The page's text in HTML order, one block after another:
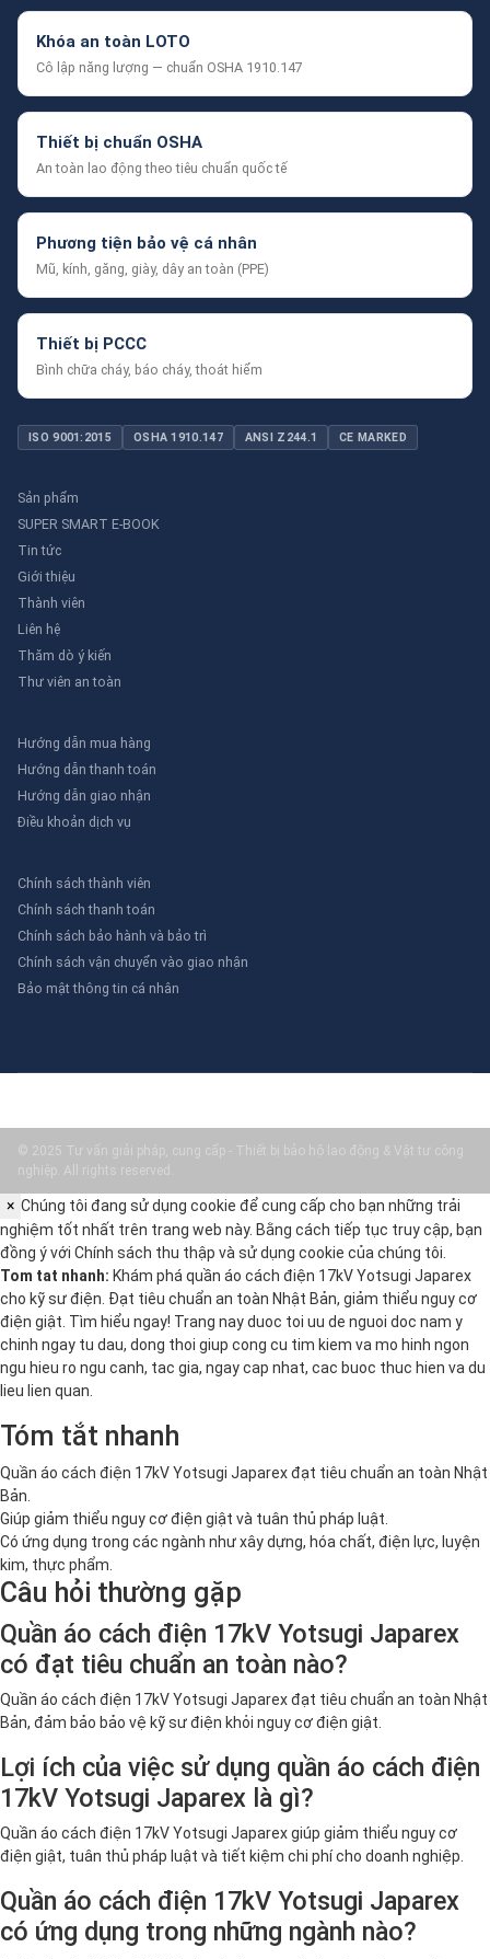
Khóa an toàn LOTO
Cô lập năng lượng — chuẩn OSHA 1910.147
Thiết bị chuẩn OSHA
An toàn lao động theo tiêu chuẩn quốc tế
Phương tiện bảo vệ cá nhân
Mũ, kính, găng, giày, dây an toàn (PPE)
Thiết bị PCCC
Bình chữa cháy, báo cháy, thoát hiểm
ISO 9001:2015 OSHA 1910.147 ANSI Z244.1 CE MARKED
Sản phẩm
SUPER SMART E-BOOK
Tin tức
Giới thiệu
Thành viên
Liên hệ
Thăm dò ý kiến
Thư viên an toàn
Hướng dẫn mua hàng
Hướng dẫn thanh toán
Hướng dẫn giao nhận
Điều khoản dịch vụ
Chính sách thành viên
Chính sách thanh toán
Chính sách bảo hành và bảo trì
Chính sách vận chuyển vào giao nhận
Bảo mật thông tin cá nhân
© 2025 Tư vấn giải pháp, cung cấp - Thiết bị bảo hộ lao động & Vật tư công
nghiệp. All rights reserved.
× Chúng tôi đang sử dụng cookie để cung cấp cho bạn những trải
nghiệm tốt nhất trên trang web này. Bằng cách tiếp tục truy cập, bạn
đồng ý với Chính sách thu thập và sử dụng cookie của chúng tôi.
Tom tat nhanh: Khám phá quần áo cách điện 17kV Yotsugi Japarex
cho kỹ sư điện. Đạt tiêu chuẩn an toàn Nhật Bản, giảm thiểu nguy cơ
điện giật. Tìm hiểu ngay! Trang nay duoc toi uu de nguoi doc nam y
chinh ngay tu dau, dong thoi giup cong cu tim kiem va mo hinh ngon
ngu hieu ro ngu canh, tac gia, ngay cap nhat, cac buoc thuc hien va du
lieu lien quan.
Tóm tắt nhanh
Quần áo cách điện 17kV Yotsugi Japarex đạt tiêu chuẩn an toàn Nhật
Bản.
Giúp giảm thiểu nguy cơ điện giật và tuân thủ pháp luật.
Có ứng dụng trong các ngành như xây dựng, hóa chất, điện lực, luyện
kim, thực phẩm.
Câu hỏi thường gặp
Quần áo cách điện 17kV Yotsugi Japarex
có đạt tiêu chuẩn an toàn nào?
Quần áo cách điện 17kV Yotsugi Japarex đạt tiêu chuẩn an toàn Nhật
Bản, đảm bảo bảo vệ kỹ sư điện khỏi nguy cơ điện giật.
Lợi ích của việc sử dụng quần áo cách điện
17kV Yotsugi Japarex là gì?
Quần áo cách điện 17kV Yotsugi Japarex giúp giảm thiểu nguy cơ
điện giật, tuân thủ pháp luật và tiết kiệm chi phí cho doanh nghiệp.
Quần áo cách điện 17kV Yotsugi Japarex
có ứng dụng trong những ngành nào?